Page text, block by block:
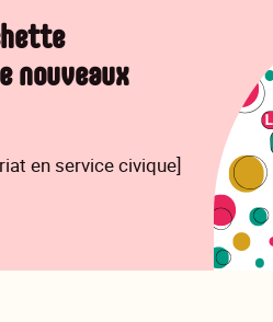
nouveaux
en service civique]